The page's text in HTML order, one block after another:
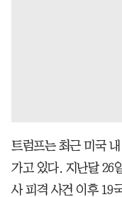
트럼프는 최근 미국
가고 있다. 지난달 26
사 피격 사건 이후 19